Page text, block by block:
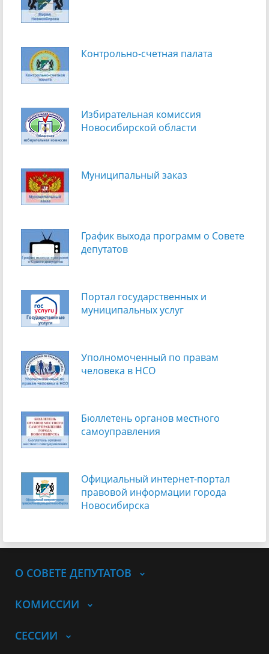
Контрольно-счетная палата
Избирательная комиссия
Новосибирской области
Муниципальный заказ
График выхода программ о Cовете
депутатов
Портал государственных и
муниципальных услуг
Уполномоченный по правам
человека в НСО
Бюллетень органов местного
самоуправления
Официальный интернет-портал
правовой информации города
Новосибирска
О СОВЕТЕ ДЕПУТАТОВ
КОМИССИИ
СЕССИИ